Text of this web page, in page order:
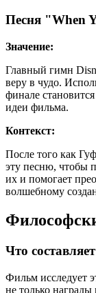
Песня "When
Значение:
Главный гимн
веру в чудо.
финале
идеи фильма.
Контекст:
После того как
эту песню, чтобы
их и помогает
волшебному
Что
Фильм исследует
не только